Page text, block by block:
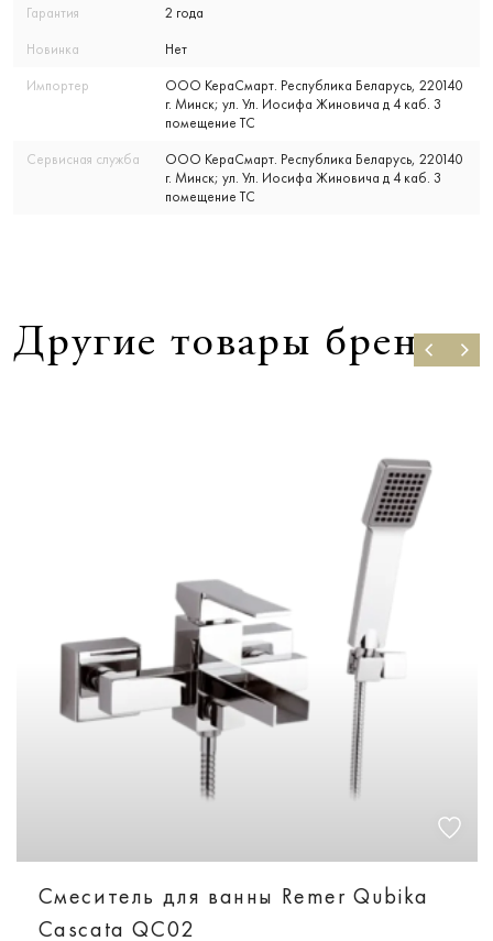
Гарантия 2 года
Новинка Нет
Импортер
ООО КераСмарт. Республика Беларусь, 220140
г. Минск; ул. Ул. Иосифа Жиновича д 4 каб. 3
помещение ТС
Сервисная служба
ООО КераСмарт. Республика Беларусь, 220140
г. Минск; ул. Ул. Иосифа Жиновича д 4 каб. 3
помещение ТС
Другие товары бренда
Смеситель для ванны Remer Qubika
Cascata QC02